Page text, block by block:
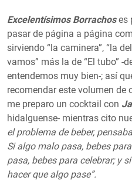
Excelentísimos Borrachoses
pasar de página a página
sirviendo “la caminera”, “la
vamos” más la de “El tubo” -
entendemos muy bien-; así
recomendar este volumen
me preparo un cocktail con
hidalguense- mientras cito
el problema de beber,
Si algo malo pasa, bebes
pasa, bebes para celebrar; y
hacer que algo pase”.